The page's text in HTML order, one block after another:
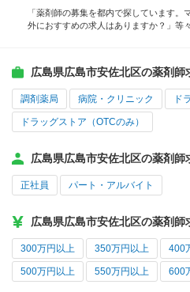
「薬剤師の募集を都内で探しています
外におすすめの求人はありますか？」等々
広島県広島市安佐北区の薬剤
調剤薬局 病院・クリニック ド
ドラッグストア（OTCのみ）
広島県広島市安佐北区の薬剤
正社員 パート・アルバイト
広島県広島市安佐北区の薬剤師
300万円以上 350万円以上 400
500万円以上 550万円以上 600